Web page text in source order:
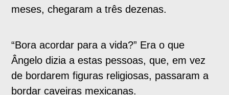
meses, chegaram a três dezenas.
“Bora acordar para a vida?” Era o que
Ângelo dizia a estas pessoas, que, em vez
de bordarem figuras religiosas, passaram a
bordar caveiras mexicanas.